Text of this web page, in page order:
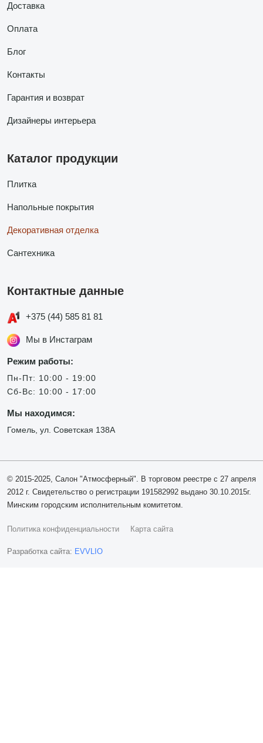
Доставка
Оплата
Блог
Контакты
Гарантия и возврат
Дизайнеры интерьера
Каталог продукции
Плитка
Напольные покрытия
Декоративная отделка
Сантехника
Контактные данные
+375 (44) 585 81 81
Мы в Инстаграм
Режим работы:
Пн-Пт: 10:00 - 19:00
Сб-Вс: 10:00 - 17:00
Мы находимся:
Гомель, ул. Советская 138А
© 2015-2025, Салон "Атмосферный". В торговом реестре с 27 апреля
2012 г. Свидетельство о регистрации 191582992 выдано 30.10.2015г.
Минским городским исполнительным комитетом.
Политика конфиденциальности Карта сайта
Разработка сайта: EVVLIO